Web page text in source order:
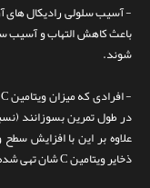
- آسیب سلولی رادیکال های
باعث کاهش التهاب و آسیب
شوند.
ذخایر ویتامین C شان تهی شده ) کاهش می یابد.